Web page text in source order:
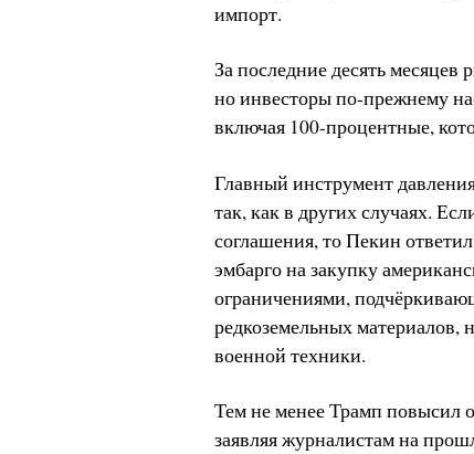
импорт.
За последние десять
но инвесторы по-прежнему
включая 100-процентные,
Главный инструмент
так, как в других случаях.
соглашения, то Пекин
эмбарго на закупку
ограничениями,
редкоземельных материалов,
военной техники.
Тем не менее Трамп повысил
заявляя журналистам на